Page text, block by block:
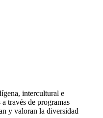
intercultural e
través de programas
y valoran la diversidad